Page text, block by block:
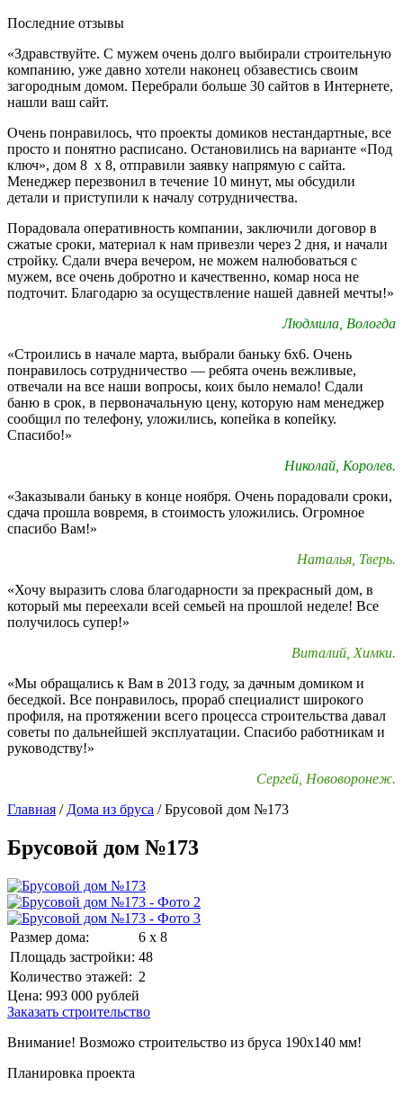
Последние отзывы
«Здравствуйте. С мужем очень долго выбирали строительную
компанию, уже давно хотели наконец обзавестись своим
загородным домом. Перебрали больше 30 сайтов в Интернете,
нашли ваш сайт.
Очень понравилось, что проекты домиков нестандартные, все
просто и понятно расписано. Остановились на варианте «Под
ключ», дом 8 х 8, отправили заявку напрямую с сайта.
Менеджер перезвонил в течение 10 минут, мы обсудили
детали и приступили к началу сотрудничества.
Порадовала оперативность компании, заключили договор в
сжатые сроки, материал к нам привезли через 2 дня, и начали
стройку. Сдали вчера вечером, не можем налюбоваться с
мужем, все очень добротно и качественно, комар носа не
подточит. Благодарю за осуществление нашей давней мечты!»
Людмила, Вологда
«Строились в начале марта, выбрали баньку 6х6. Очень
понравилось сотрудничество — ребята очень вежливые,
отвечали на все наши вопросы, коих было немало! Сдали
баню в срок, в первоначальную цену, которую нам менеджер
сообщил по телефону, уложились, копейка в копейку.
Спасибо!»
Николай, Королев.
«Заказывали баньку в конце ноября. Очень порадовали сроки,
сдача прошла вовремя, в стоимость уложились. Огромное
спасибо Вам!»
Наталья, Тверь.
«Хочу выразить слова благодарности за прекрасный дом, в
который мы переехали всей семьей на прошлой неделе! Все
получилось супер!»
Виталий, Химки.
«Мы обращались к Вам в 2013 году, за дачным домиком и
беседкой. Все понравилось, прораб специалист широкого
профиля, на протяжении всего процесса строительства давал
советы по дальнейшей эксплуатации. Спасибо работникам и
руководству!»
Сергей, Нововоронеж.
Главная / Дома из бруса /Брусовой дом №173
Брусовой дом №173
Размер дома:
6 х 8
Площадь застройки: 48
Количество этажей: 2
Цена: 993 000 рублей
Заказать строительство
Внимание! Возможо строительство из бруса 190х140 мм!
Планировка проекта